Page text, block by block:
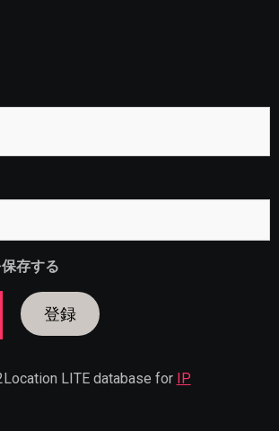
存する
登録
LITE database for IP